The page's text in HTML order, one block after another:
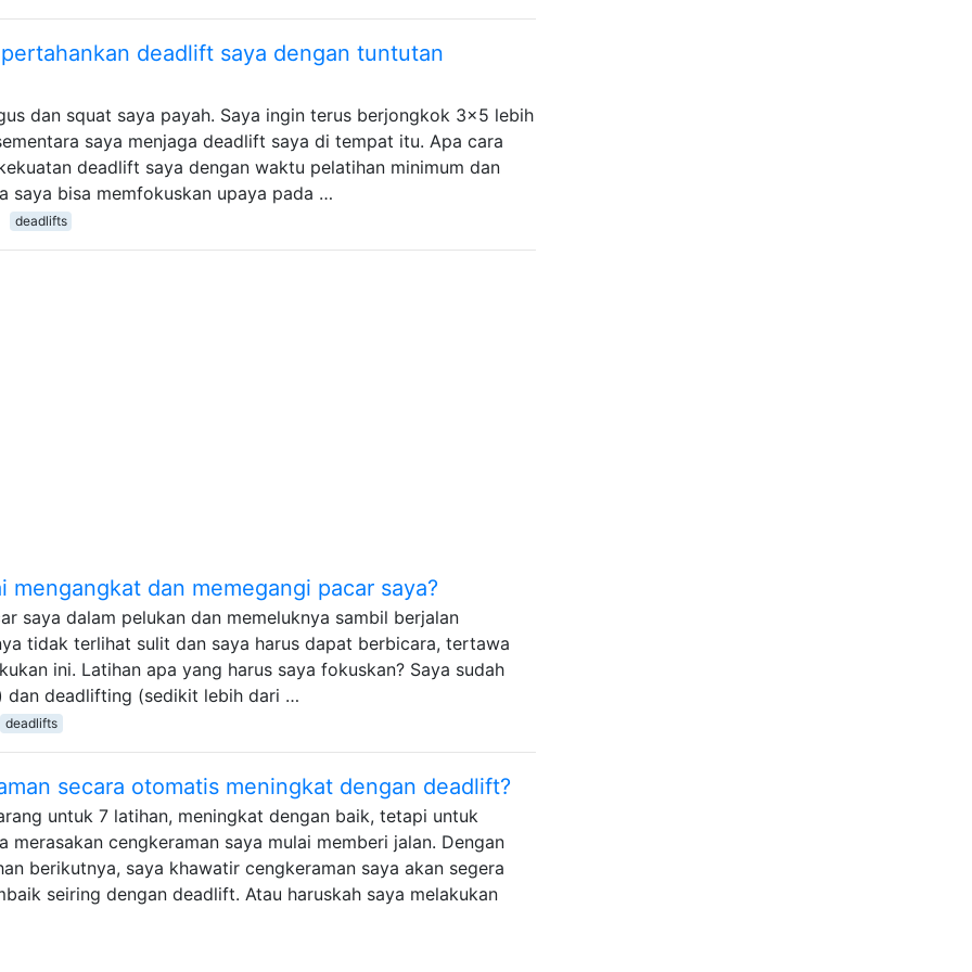
deadlift saya dengan tuntutan
dan squat saya payah. Saya ingin terus berjongkok 3x5 lebih
saya menjaga deadlift saya di tempat itu. Apa cara
deadlift saya dengan waktu pelatihan minimum dan
saya bisa memfokuskan upaya pada …
deadlifts
mengangkat dan memegangi pacar saya?
saya dalam pelukan dan memeluknya sambil berjalan
tidak terlihat sulit dan saya harus dapat berbicara, tertawa
ini. Latihan apa yang harus saya fokuskan? Saya sudah
dan deadlifting (sedikit lebih dari …
deadlifts
secara otomatis meningkat dengan deadlift?
untuk 7 latihan, meningkat dengan baik, tetapi untuk
merasakan cengkeraman saya mulai memberi jalan. Dengan
berikutnya, saya khawatir cengkeraman saya akan segera
seiring dengan deadlift. Atau haruskah saya melakukan